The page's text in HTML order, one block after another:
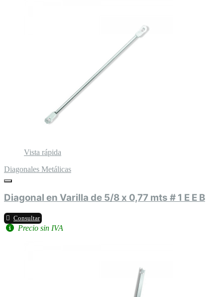
Vista rápida
Diagonales Metálicas
Diagonal en Varilla de 5/8 x 0,77 mts # 1 E E B
Consultar
Precio sin IVA